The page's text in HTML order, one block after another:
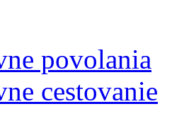
povolania
cestovanie